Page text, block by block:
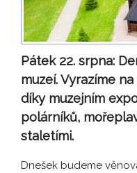
Pátek 22. srpna:
muzeí. Vyrazíme
díky muzejním
polárníků,
staletími.
Dnešek budeme